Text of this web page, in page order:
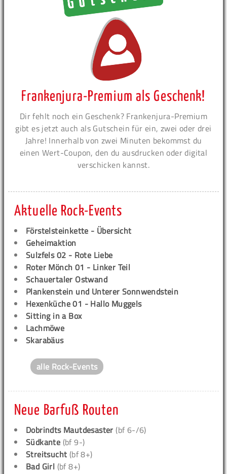
Frankenjura-Premium als Geschenk!
Dir fehlt noch ein Geschenk? Frankenjura-Premium
gibt es jetzt auch als Gutschein für ein, zwei oder drei
Jahre! Innerhalb von zwei Minuten bekommst du
einen Wert-Coupon, den du ausdrucken oder digital
verschicken kannst.
Aktuelle Rock-Events
Förstelsteinkette - Übersicht
Geheimaktion
Sulzfels 02 - Rote Liebe
Roter Mönch 01 - Linker Teil
Schauertaler Ostwand
Plankenstein und Unterer Sonnwendstein
Hexenküche 01 - Hallo Muggels
Sitting in a Box
Lachmöwe
Skarabäus
alle Rock-Events
Neue Barfuß Routen
Dobrindts Mautdesaster (bf 6-/6)
Südkante (bf 9-)
Streitsucht (bf 8+)
Bad Girl (bf 8+)